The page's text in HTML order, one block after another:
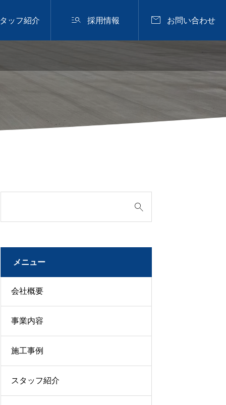
ッフ紹介  採用情報  お問い合わせ

メニュー
会社概要
事業内容
施工事例
スタッフ紹介